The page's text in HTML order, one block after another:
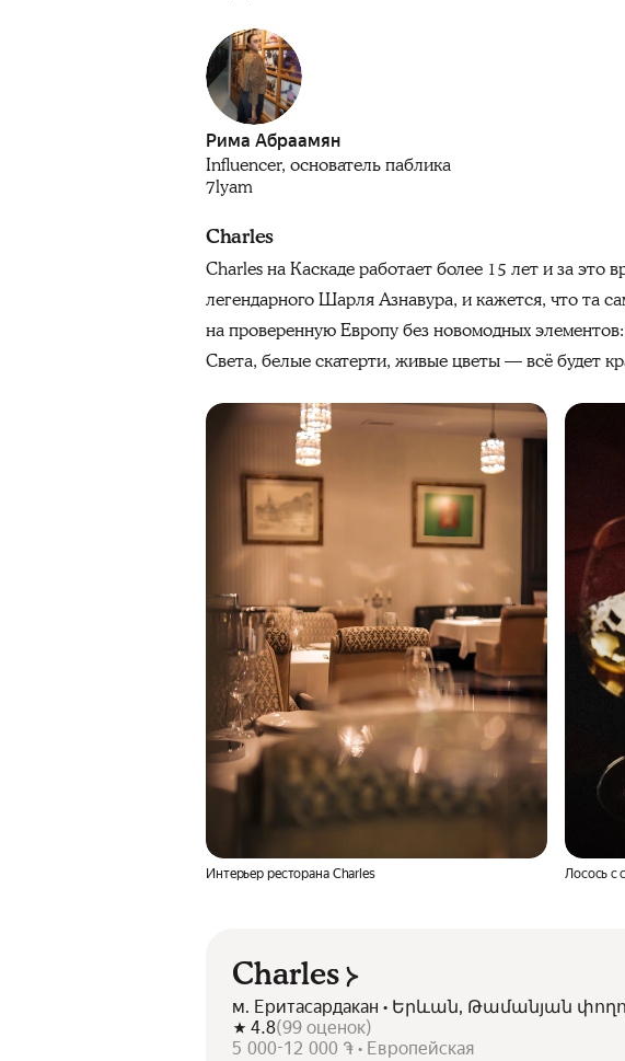
Рима Абраамян
Influencer, основатель паблика
7lyam
Charles
Charles на Каскаде работает более 15 лет и за это
легендарного Шарля Азнавура, и кажется, что та
на проверенную Европу без новомодных
Света, белые скатерти, живые цветы — всё будет
Интерьер ресторана Charles Лосось с
Charles
м. Еритасардакан • Երևան, Թամանյան
4.8(99 оценок)
5 000-12 000 ֏ • Европейская